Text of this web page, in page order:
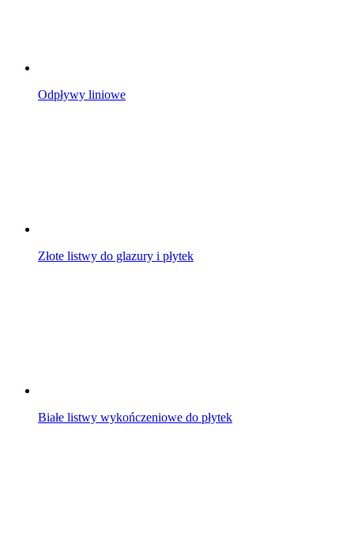
Odpływy liniowe
Złote listwy do glazury i płytek
Białe listwy wykończeniowe do płytek